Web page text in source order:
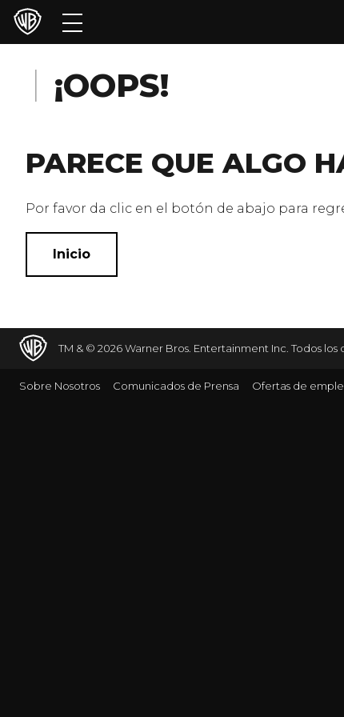
Películas
Franquicias
Colecciones
Noticias
¡OOPS!
PARECE QUE ALGO
Por favor da clic en el botón de abajo para
Inicio
TM & © 2026 Warner Bros. Entertainment Inc. Todos los
Sobre Nosotros Comunicados de Prensa Ofertas de